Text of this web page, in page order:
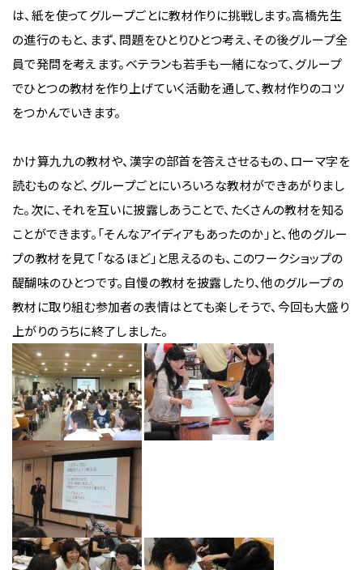
は、紙を使ってグループごとに教材作りに挑戦します。高橋先生
の進行のもと、まず、問題をひとりひとつ考え、その後グループ全
員で発問を考えます。ベテランも若手も一緒になって、グループ
でひとつの教材を作り上げていく活動を通して、教材作りのコツ
をつかんでいきます。
かけ算九九の教材や、漢字の部首を答えさせるもの、ローマ字を
読むものなど、グループごとにいろいろな教材ができあがりまし
た。次に、それを互いに披露しあうことで、たくさんの教材を知る
ことができます。「そんなアイディアもあったのか」と、他のグルー
プの教材を見て「なるほど」と思えるのも、このワークショップの
醍醐味のひとつです。自慢の教材を披露したり、他のグループの
教材に取り組む参加者の表情はとても楽しそうで、今回も大盛り
上がりのうちに終了しました。